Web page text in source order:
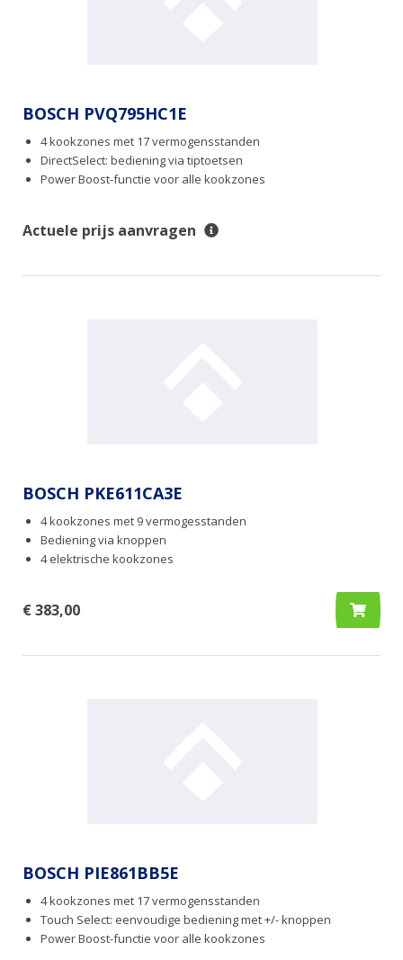
BOSCH PVQ795HC1E
4 kookzones met 17 vermogensstanden
DirectSelect: bediening via tiptoetsen
Power Boost-functie voor alle kookzones
Actuele prijs aanvragen
BOSCH PKE611CA3E
4 kookzones met 9 vermogesstanden
Bediening via knoppen
4 elektrische kookzones
€ 383,00
BOSCH PIE861BB5E
4 kookzones met 17 vermogensstanden
Touch Select: eenvoudige bediening met +/- knoppen
Power Boost-functie voor alle kookzones